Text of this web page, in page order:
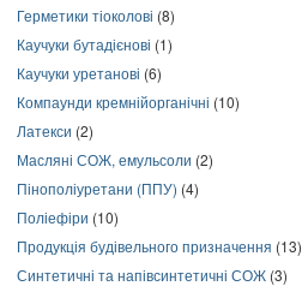
Герметики тіоколові (8)
Каучуки бутадієнові (1)
Каучуки уретанові (6)
Компаунди кремнійорганічні (10)
Латекси (2)
Масляні СОЖ, емульсоли (2)
Пінополіуретани (ППУ) (4)
Поліефіри (10)
Продукція будівельного призначення (13)
Синтетичні та напівсинтетичні СОЖ (3)